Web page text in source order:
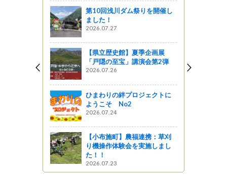
第10回浅川ダム祭りを開催し
ました！
2026.07.27
【県立歴史館】夏季企画展
「戸隠の至宝」講演会第2弾
2026.07.26
ひまわりの絆プロジェクトに
ようこそ No2
2026.07.24
【小布施町】農福連携：草刈
り機操作体験会を実施しまし
た！！
2026.07.23